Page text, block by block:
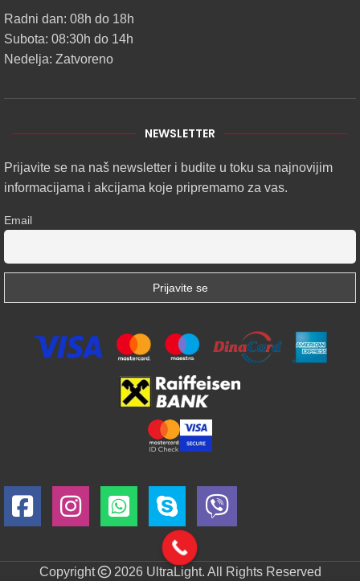
Radni dan: 08h do 18h
Subota: 08:30h do 14h
Nedelja: Zatvoreno
NEWSLETTER
Prijavite se na naš newsletter i budite u toku sa najnovijim
informacijama i akcijama koje pripremamo za vas.
Email
Copyright 2026 UltraLight. All Rights Reserved